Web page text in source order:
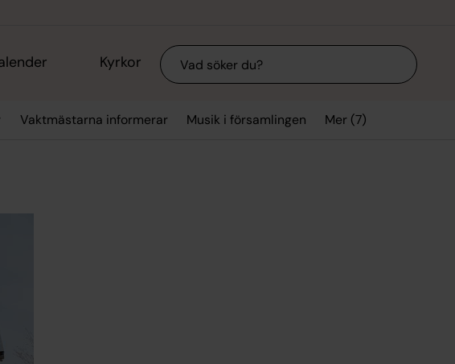
Kyrkor Sök
Vaktmästarna informerar Musik i församlingen Mer (7)